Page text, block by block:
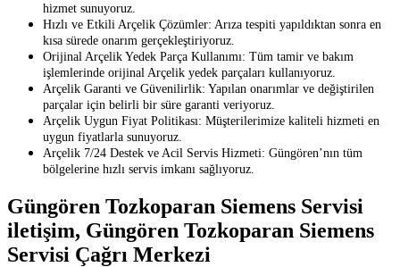
hizmet sunuyoruz.
Hızlı ve Etkili Arçelik Çözümler: Arıza tespiti yapıldıktan sonra en
kısa sürede onarım gerçekleştiriyoruz.
Orijinal Arçelik Yedek Parça Kullanımı: Tüm tamir ve bakım
işlemlerinde orijinal Arçelik yedek parçaları kullanıyoruz.
Arçelik Garanti ve Güvenilirlik: Yapılan onarımlar ve değiştirilen
parçalar için belirli bir süre garanti veriyoruz.
Arçelik Uygun Fiyat Politikası: Müşterilerimize kaliteli hizmeti en
uygun fiyatlarla sunuyoruz.
Arçelik 7/24 Destek ve Acil Servis Hizmeti: Güngören’nın tüm
bölgelerine hızlı servis imkanı sağlıyoruz.
Güngören Tozkoparan Siemens Servisi
iletişim, Güngören Tozkoparan Siemens
Servisi Çağrı Merkezi